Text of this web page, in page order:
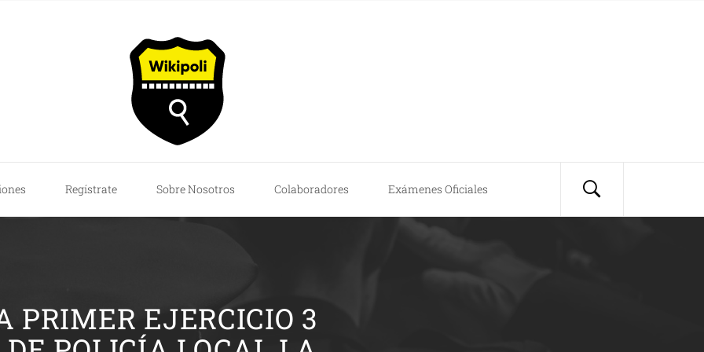
Regístrate Sobre Nosotros Colaboradores Exámenes Oficiales
PRIMER EJERCICIO 3